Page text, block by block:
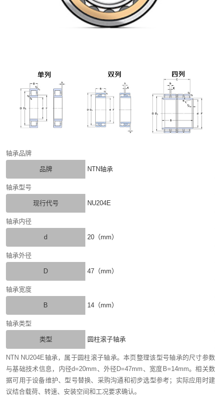
轴承品牌
品牌 NTN轴承
轴承型号
现行代号 NU204E
轴承内径
d 20（mm）
轴承外径
D 47（mm）
轴承宽度
B 14（mm）
轴承类型
类型 圆柱滚子轴承
NTN NU204E轴承，属于圆柱滚子轴承。本页整理该型号轴承的尺寸参数
与基础技术信息，内径d=20mm、外径D=47mm、宽度B=14mm。相关数
据可用于设备维护、型号替换、采购沟通和初步选型参考；实际应用时建
议结合载荷、转速、安装空间和工况要求确认。